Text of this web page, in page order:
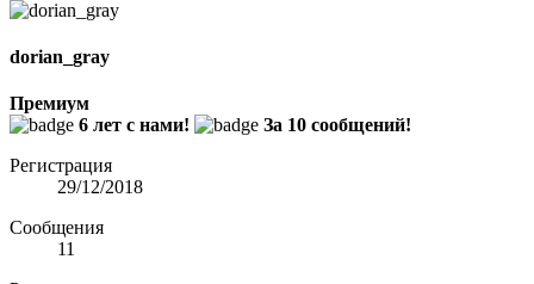
dorian_gray
Премиум
6 лет с нами!
За 10 сообщений!
Регистрация
29/12/2018
Сообщения
11